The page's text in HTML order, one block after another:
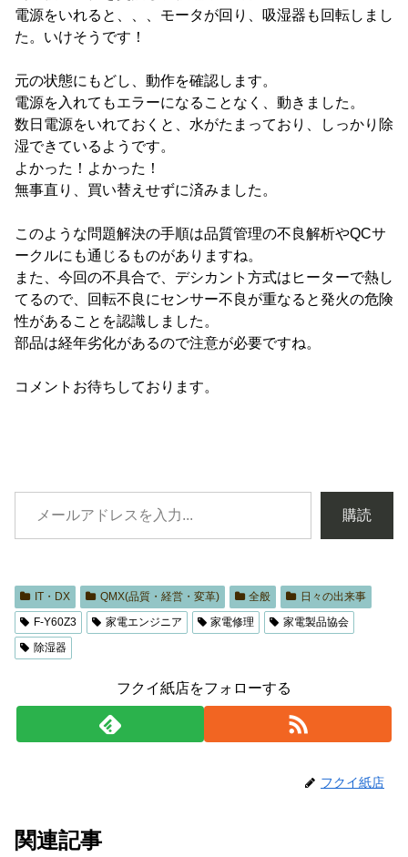
電源をいれると、、、モータが回り、吸湿器も回転しまし
た。いけそうです！
元の状態にもどし、動作を確認します。
電源を入れてもエラーになることなく、動きました。
数日電源をいれておくと、水がたまっており、しっかり除
湿できているようです。
よかった！よかった！
無事直り、買い替えせずに済みました。
このような問題解決の手順は品質管理の不良解析やQCサ
ークルにも通じるものがありますね。
また、今回の不具合で、デシカント方式はヒーターで熱し
てるので、回転不良にセンサー不良が重なると発火の危険
性があることを認識しました。
部品は経年劣化があるので注意が必要ですね。
コメントお待ちしております。
購読
IT・DX QMX(品質・経営・変革) 全般
日々の出来事
F-Y60Z3
家電エンジニア 家電修理
家電製品協会
除湿器
フクイ紙店をフォローする
フクイ紙店
関連記事